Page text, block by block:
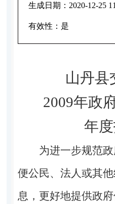
生成日期： 2020-12-25
有效性： 是
山丹县
2009年政
年
为进一步规范
便公民、法人或其
息，更好地提供政